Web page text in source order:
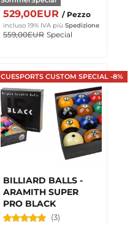
529,00EUR / Pezzo
incluso 19% IVA più Spedizione
559,00EUR Special
CUESPORTS CUSTOM SPECIAL -8%
BILLIARD BALLS -
ARAMITH SUPER
PRO BLACK
(3)